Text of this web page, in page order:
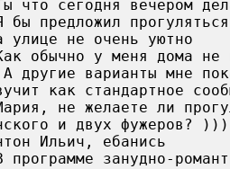
что сегодня вечером
предложил
улице не очень уютно
обычно у меня дома не
другие варианты мне
как стандартное
не желаете ли
и двух фужеров? )))
Ильич, ебанись
занудно-